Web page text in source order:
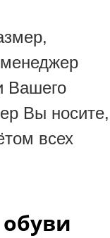
Вашего
Вы носите,
всех